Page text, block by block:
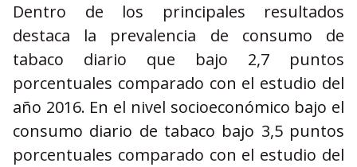
Dentro de los principales resultados
destaca la prevalencia de consumo de
tabaco diario que bajo 2,7 puntos
porcentuales comparado con el estudio del
año 2016. En el nivel socioeconómico bajo el
consumo diario de tabaco bajo 3,5 puntos
porcentuales comparado con el estudio del